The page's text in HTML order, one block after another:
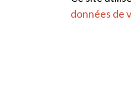
données de